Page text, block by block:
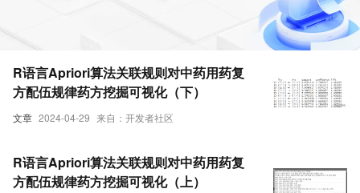
文章 2024-04-29 来自：开发者社区
R语言Apriori算法关联规则对中药用药复
方配伍规律药方挖掘可视化（下）
R语言Apriori算法关联规则对中药用药复
方配伍规律药方挖掘可视化（上）